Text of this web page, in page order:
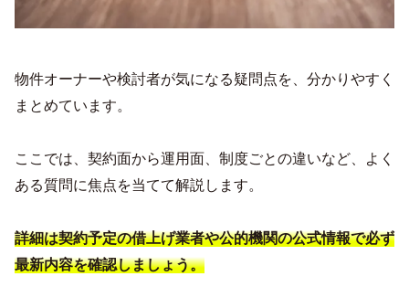
物件オーナーや検討者が気になる疑問点を、分かりやすく
まとめています。
ここでは、契約面から運用面、制度ごとの違いなど、よく
ある質問に焦点を当てて解説します。
詳細は契約予定の借上げ業者や公的機関の公式情報で必ず
最新内容を確認しましょう。